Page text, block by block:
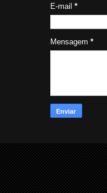
E-mail *
Mensagem *